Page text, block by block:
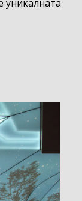
уникалната